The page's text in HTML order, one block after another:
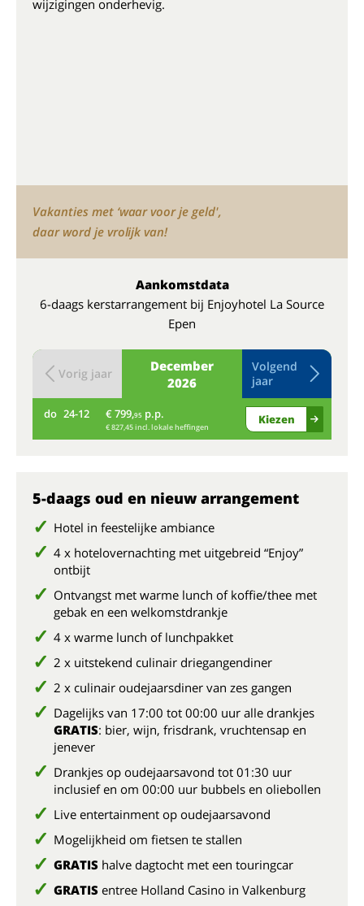
wijzigingen onderhevig.
Vakanties met ‘waar voor je geld',
daar word je vrolijk van!
Aankomstdata
6-daags kerstarrangement bij Enjoyhotel La Source
Epen
December
2026
Vorig jaar
Volgend
jaar
do 24-12 € 799,95 p.p.
€ 827,45 incl. lokale heffingen
Kiezen
5-daags oud en nieuw arrangement
Hotel in feestelijke ambiance
4 x hotelovernachting met uitgebreid “Enjoy”
ontbijt
Ontvangst met warme lunch of koffie/thee met
gebak en een welkomstdrankje
4 x warme lunch of lunchpakket
2 x uitstekend culinair driegangendiner
2 x culinair oudejaarsdiner van zes gangen
Dagelijks van 17:00 tot 00:00 uur alle drankjes
GRATIS: bier, wijn, frisdrank, vruchtensap en
jenever
Drankjes op oudejaarsavond tot 01:30 uur
inclusief en om 00:00 uur bubbels en oliebollen
Live entertainment op oudejaarsavond
Mogelijkheid om fietsen te stallen
GRATIS halve dagtocht met een touringcar
GRATIS entree Holland Casino in Valkenburg